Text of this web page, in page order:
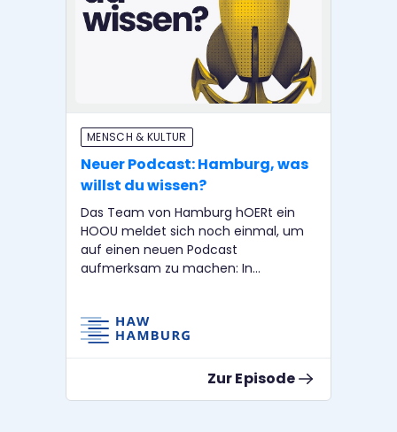
MENSCH & KULTUR
Neuer Podcast: Hamburg, was
willst du wissen?
Das Team von Hamburg hOERt ein
HOOU meldet sich noch einmal, um
auf einen neuen Podcast
aufmerksam zu machen: In
Christian Friedrich mit bekannten
Menschen aus Hamburg darüber, was
und wissen wollen. Sie haben sich in
Film, Sport, Literatur und anderen
Zur Episode